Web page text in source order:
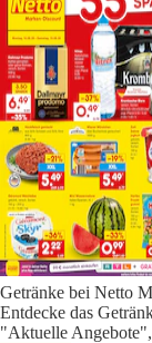
Getränke bei Netto
Entdecke das
"Aktuelle Angebote",